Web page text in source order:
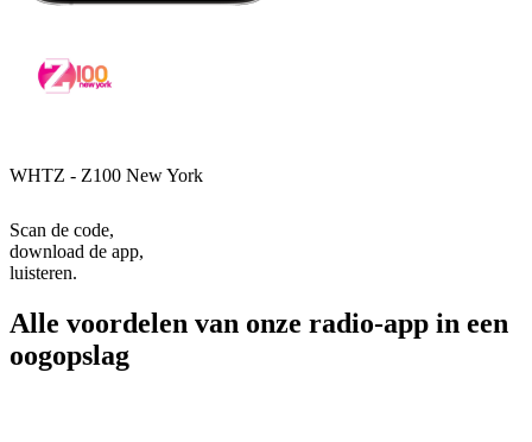
WHTZ - Z100 New York
Scan de code,
download de app,
luisteren.
Alle voordelen van onze radio-app in een
oogopslag